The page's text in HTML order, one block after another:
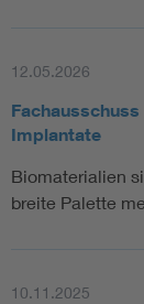
12.05.2026
Implantate
Biomaterialien
breite Palette
10.11.2025